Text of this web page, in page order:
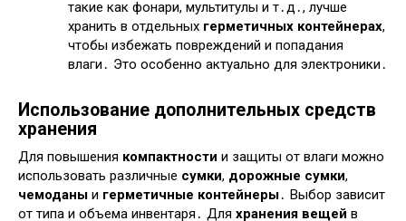
такие как фонари, мультитулы и т․д․, лучше
хранить в отдельных герметичных контейнерах,
чтобы избежать повреждений и попадания
влаги․ Это особенно актуально для электроники․
Использование дополнительных средств
хранения
Для повышения компактности и защиты от влаги можно
использовать различные сумки, дорожные сумки,
чемоданы и герметичные контейнеры․ Выбор зависит
от типа и объема инвентаря․ Для хранения вещей в